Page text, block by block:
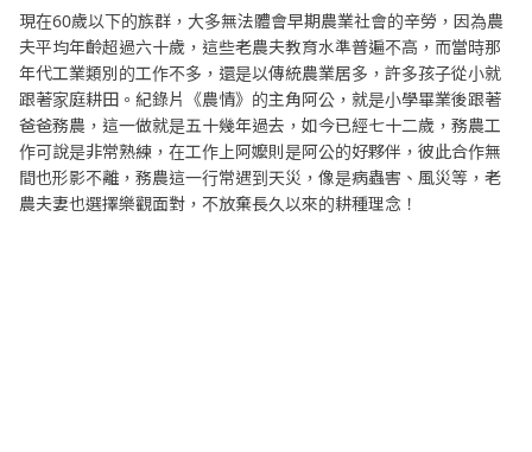
現在60歲以下的族群，大多無法體會早期農業社會的辛勞，因為農
夫平均年齡超過六十歲，這些老農夫教育水準普遍不高，而當時那
年代工業類別的工作不多，還是以傳統農業居多，許多孩子從小就
跟著家庭耕田。紀錄片《農情》的主角阿公，就是小學畢業後跟著
爸爸務農，這一做就是五十幾年過去，如今已經七十二歲，務農工
作可說是非常熟練，在工作上阿嬤則是阿公的好夥伴，彼此合作無
間也形影不離，務農這一行常遇到天災，像是病蟲害、風災等，老
農夫妻也選擇樂觀面對，不放棄長久以來的耕種理念！